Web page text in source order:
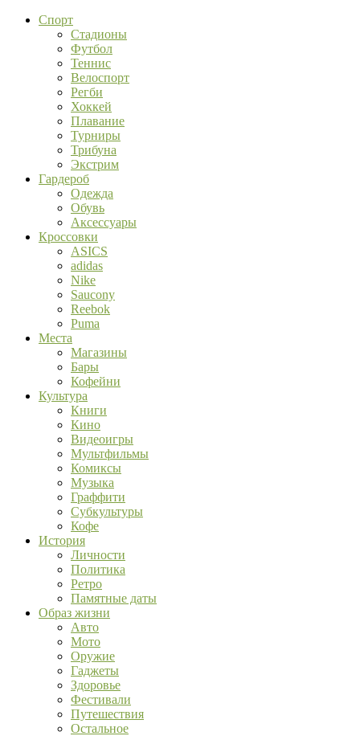
Спорт
Стадионы
Футбол
Теннис
Велоспорт
Регби
Хоккей
Плавание
Турниры
Трибуна
Экстрим
Гардероб
Одежда
Обувь
Аксессуары
Кроссовки
ASICS
adidas
Nike
Saucony
Reebok
Puma
Места
Магазины
Бары
Кофейни
Культура
Книги
Кино
Видеоигры
Мультфильмы
Комиксы
Музыка
Граффити
Субкультуры
Кофе
История
Личности
Политика
Ретро
Памятные даты
Образ жизни
Авто
Мото
Оружие
Гаджеты
Здоровье
Фестивали
Путешествия
Остальное